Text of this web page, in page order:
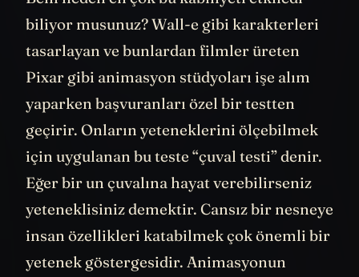
biliyor musunuz? Wall-e gibi karakterleri
tasarlayan ve bunlardan filmler üreten
Pixar gibi animasyon stüdyoları işe alım
yaparken başvuranları özel bir testten
geçirir. Onların yeteneklerini ölçebilmek
için uygulanan bu teste “çuval testi” denir.
Eğer bir un çuvalına hayat verebilirseniz
yeteneklisiniz demektir. Cansız bir nesneye
insan özellikleri katabilmek çok önemli bir
yetenek göstergesidir. Animasyonun